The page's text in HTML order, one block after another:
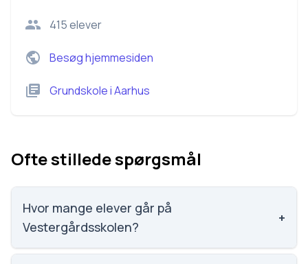
415elever
Besøg hjemmesiden
GrundskoleiAarhus
Ofte stillede spørgsmål
Hvor mange elever går på
Vestergårdsskolen?
+
Vestergårdsskolen har 415 elever, hvilket gør den til